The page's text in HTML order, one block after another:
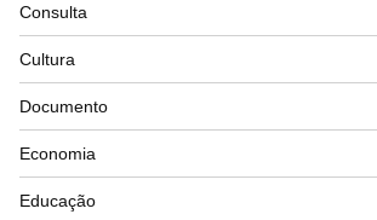
Consulta
Cultura
Documento
Economia
Educação